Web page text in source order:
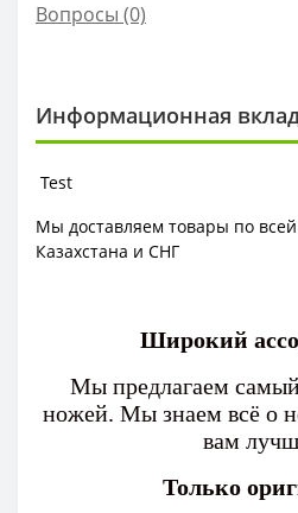
Вопросы (0)
Информационная
Test
Мы доставляем товары по
Казахстана и СНГ
Широкий
Мы предлагаем
ножей. Мы знаем всё о
вам
Только